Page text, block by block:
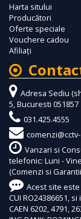
Harta sitului
Producători
Oferte speciale
Vouchere cadou
Afiliaţi
Adresa Sediu
5, Bucuresti 051857
031.425.4555
Vanzari si
telefonic: Luni -
(Comenzi si
Acest site este
CUI RO24386651,
CAEN 6202, 4791,